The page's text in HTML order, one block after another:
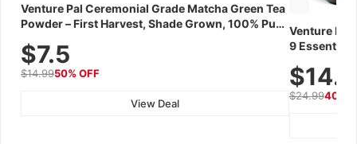
Venture Pal Ceremonial Grade Matcha Green Tea
Powder – First Harvest, Shade Grown, 100% Pure
Gluten-Free, 30g Tin
$7.5
$14.9950% OFF
View Deal
Venture Pal
9 Essential
Recovery,
$24.9940%